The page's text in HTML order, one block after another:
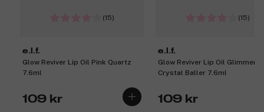
(15)
e.l.f.
Glow Reviver Lip Oil Pink Quartz
7.6ml
109 kr
(15)
e.l.f.
Glow Reviver Lip Oil Glimmer
Crystal Baller 7.6ml
109 kr